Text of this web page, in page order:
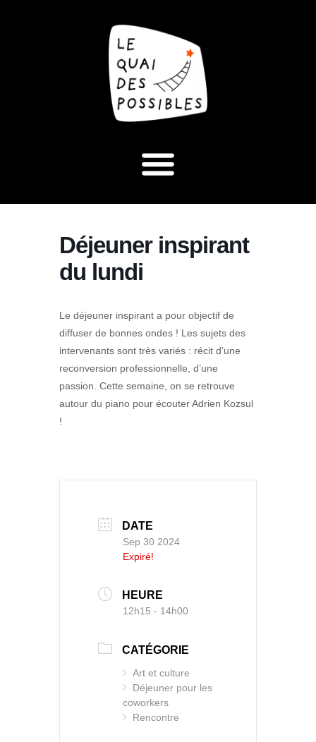
Déjeuner inspirant
du lundi
Le déjeuner inspirant a pour objectif de
diffuser de bonnes ondes ! Les sujets des
intervenants sont très variés : récit d’une
reconversion professionnelle, d’une
passion. Cette semaine, on se retrouve
autour du piano pour écouter Adrien Kozsul
!
DATE
Sep 30 2024
Expiré!
HEURE
12h15 - 14h00
CATÉGORIE
Art et culture
Déjeuner pour les
coworkers
Rencontre